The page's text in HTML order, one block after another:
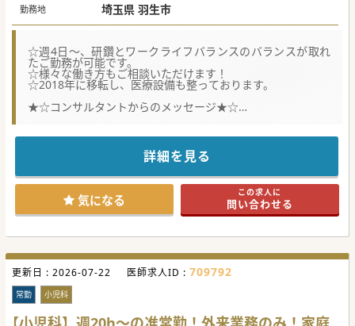
ア、総合診療を学べる環境が整っております。
看護師・医療アシスタント(運転手)との3名体制、相談員が初
期対応やスケジュール管理を行います。
#秋入職可
勤務地 埼玉県 羽生市
☆週4日～、研鑽とワークライフバランスのバランスが取れ
たご勤務が可能です。
☆様々な働き方もご相談いただけます！
☆2018年に移転し、医療設備も整っております。
★☆コンサルタントからのメッセージ★☆
大手法人が運営する400床規模の総合病院です。
ます！
是非お問い合わせください。
#秋入職可
詳細を見る
気になる この求人に
問い合わせる
更新日 : 2026-07-22 医師求人ID : 709792
常勤 小児科